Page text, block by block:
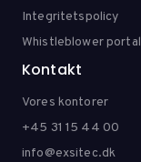
Integritetspolicy
Whistleblower portal
Kontakt
Vores kontorer
+45 31 15 44 00
info@exsitec.dk